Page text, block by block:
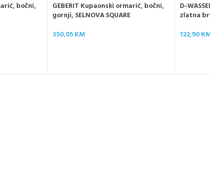
bočni,
GEBERIT Kupaonski ormarić, bočni,
gornji, SELNOVA SQUARE
350,05KM
D-
zlatna
122,90